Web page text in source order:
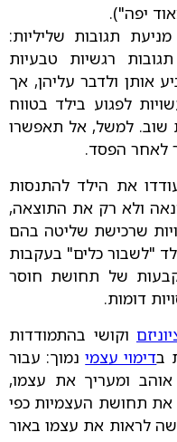
יפה").
תגובות שליליות:
רגשיות טבעיות
אותן ולדבר עליהן, אך
לפגוע בילד בטווח
שוב. למשל, אל תאפשרו
לאחר הפסד.
את הילד להתנסות
ולא רק את התוצאה,
שרכישת שליטה בהם
"לשבור כלים" בעקבות
של תחושת חוסר
דומות.
וקושי בהתמודדות
בדימוי עצמינמוך: עבור
ומעריך את עצמו,
את תחושת העצמיות כפי
לראות את עצמו באור